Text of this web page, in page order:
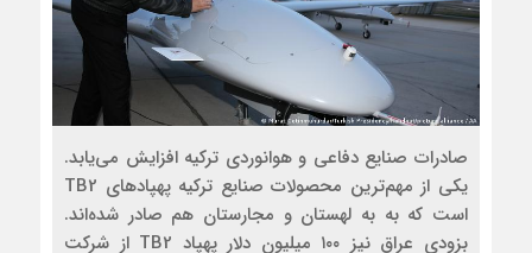
صادرات صنایع دفاعی و هوانوردی ترکیه افزایش می‌یابد.
یکی از مهم‌ترین محصولات صنایع ترکیه پهپادهای TB2
است که به به لهستان و مجارستان هم صادر شده‌اند.
بزودی عراق نیز ۱۰۰ میلیون دلار پهپاد TB2 از شرکت